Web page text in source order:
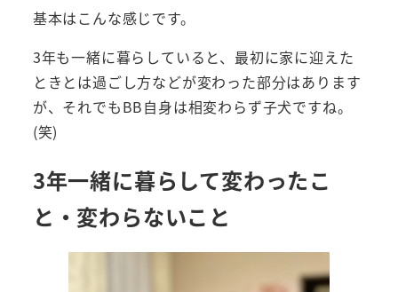
基本はこんな感じです。
3年も一緒に暮らしていると、最初に家に迎えた
ときとは過ごし方などが変わった部分はあります
が、それでもBB自身は相変わらず子犬ですね。
(笑)
3年一緒に暮らして変わったこ
と・変わらないこと